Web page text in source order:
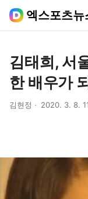
엑스포츠뉴
김태희, 서
한 배우가
김현정 2020. 3. 8.